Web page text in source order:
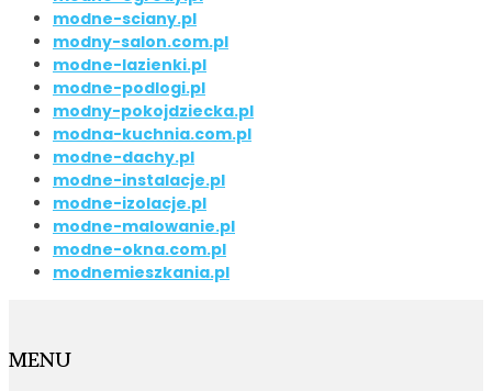
modne-sciany.pl
modny-salon.com.pl
modne-lazienki.pl
modne-podlogi.pl
modny-pokojdziecka.pl
modna-kuchnia.com.pl
modne-dachy.pl
modne-instalacje.pl
modne-izolacje.pl
modne-malowanie.pl
modne-okna.com.pl
modnemieszkania.pl
MENU